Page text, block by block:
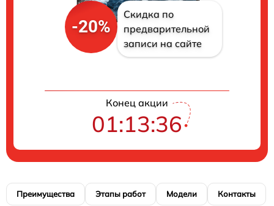
-20%
Скидка по
предварительной
записи на сайте
Конец акции
01:13:36
Преимущества Этапы работ Модели Контакты